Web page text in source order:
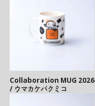
Collaboration MUG 2026
/ ウマカケバクミコ